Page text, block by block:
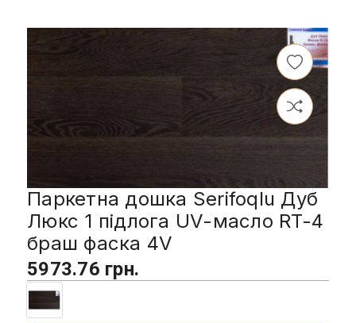
Паркетна дошка Serifoqlu Дуб
Люкс 1 підлога UV-масло RT-4
браш фаска 4V
5973.76 грн.